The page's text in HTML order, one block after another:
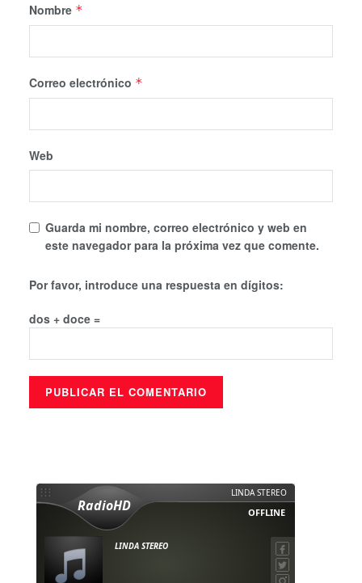
Nombre *
Correo electrónico *
Web
Guarda mi nombre, correo electrónico y web en
este navegador para la próxima vez que comente.
Por favor, introduce una respuesta en dígitos:
dos + doce =